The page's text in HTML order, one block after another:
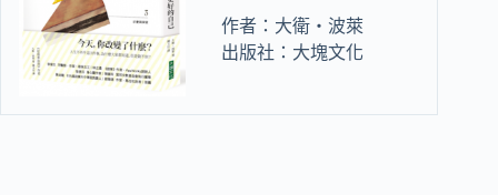
作者：大衛‧波萊
出版社：大塊文化